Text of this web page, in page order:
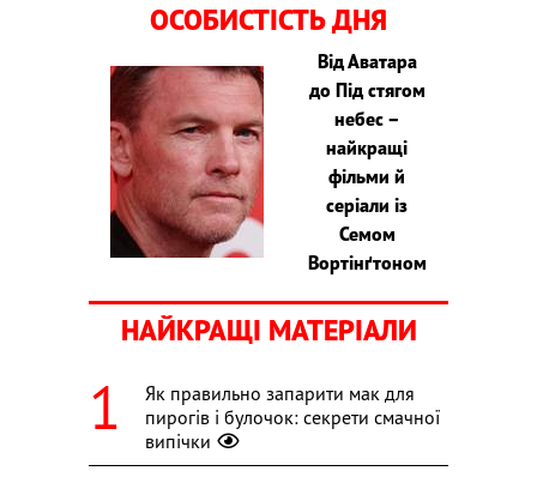
ОСОБИСТІСТЬ ДНЯ
Від Аватара
до Під стягом
небес –
найкращі
фільми й
серіали із
Семом
Вортінґтоном
НАЙКРАЩІ МАТЕРІАЛИ
Як правильно запарити мак для
пирогів і булочок: секрети смачної
випічки